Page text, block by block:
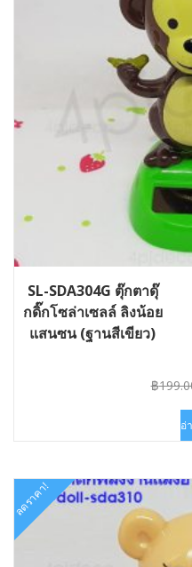
SL-SDA304G ตุ๊กตาดุ๊
กดิ๊กโซล่าเซลล์ ลิงน้อย
แสนซน (ฐานสีเขียว)
฿
อ่
ลดราคา!